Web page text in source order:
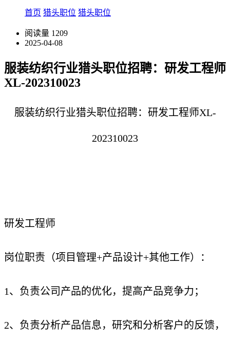
首页 猎头职位 猎头职位
阅读量 1209
2025-04-08
服装纺织行业猎头职位招聘：研发工程师
XL-202310023
服装纺织行业猎头职位招聘：研发工程师XL-
202310023
研发工程师
岗位职责（项目管理+产品设计+其他工作）：
1、负责公司产品的优化，提高产品竞争力；
2、负责分析产品信息，研究和分析客户的反馈，